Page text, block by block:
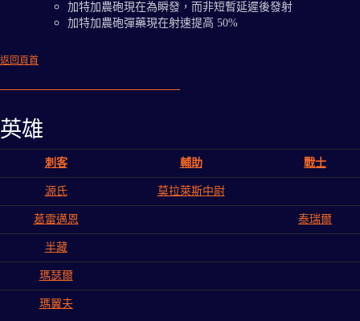
加特加農砲現在為瞬發，而非短暫延遲後發射
加特加農砲彈藥現在射速提高 50%
返回頁首
英雄
刺客 輔助 戰士
源氏 莫拉萊斯中尉
葛雷邁恩 泰瑞爾
半藏
瑪瑟爾
瑪翼夫